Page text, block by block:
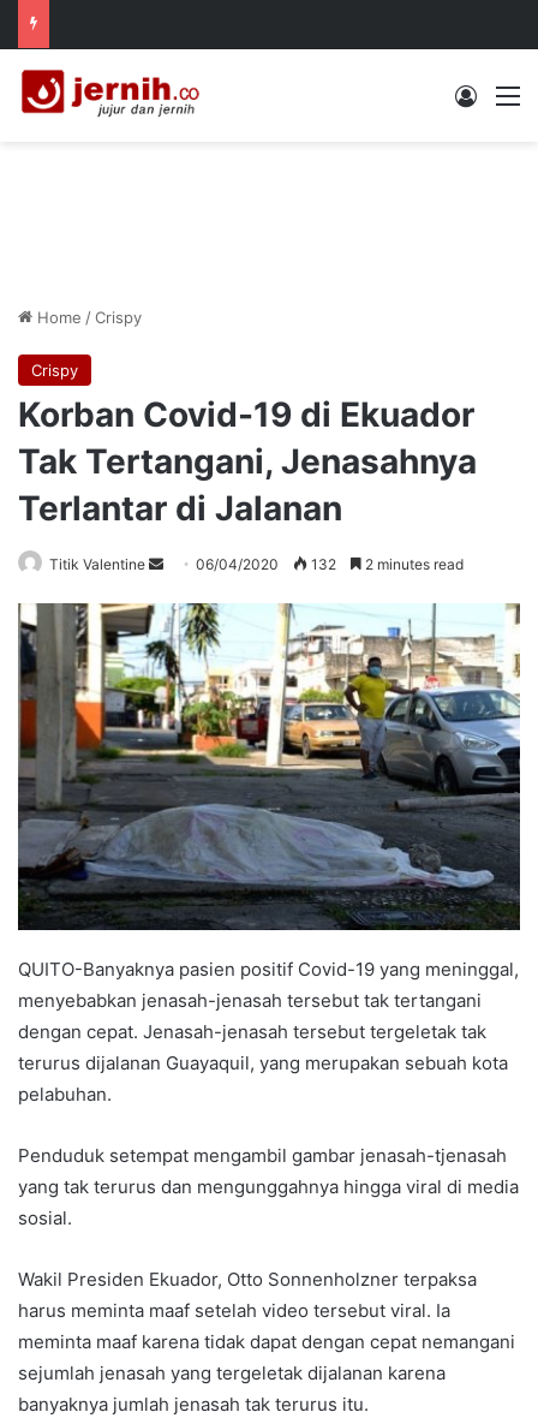
Log In
Home /Crispy
Crispy
Korban Covid-19 di Ekuador
Tak Tertangani, Jenasahnya
Terlantar di Jalanan
Titik Valentine
Send
email
06/04/2020 132 2 minutes read
QUITO-Banyaknya pasien positif Covid-19 yang meninggal,
menyebabkan jenasah-jenasah tersebut tak tertangani
dengan cepat. Jenasah-jenasah tersebut tergeletak tak
terurus dijalanan Guayaquil, yang merupakan sebuah kota
pelabuhan.
Penduduk setempat mengambil gambar jenasah-tjenasah
yang tak terurus dan mengunggahnya hingga viral di media
sosial.
Wakil Presiden Ekuador, Otto Sonnenholzner terpaksa
harus meminta maaf setelah video tersebut viral. Ia
meminta maaf karena tidak dapat dengan cepat nemangani
sejumlah jenasah yang tergeletak dijalanan karena
banyaknya jumlah jenasah tak terurus itu.